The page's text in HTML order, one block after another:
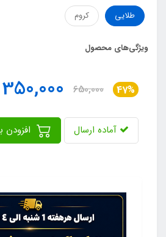
طلایی
کروم
ویژگی‌های محصول
47%
650,000
350,000
آماده ارسال